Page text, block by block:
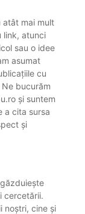
atât mai mult
link, atunci
sau o idee
asumat
cu
bucurăm
și suntem
a cita sursa
și
cercetării.
noștri, cine și